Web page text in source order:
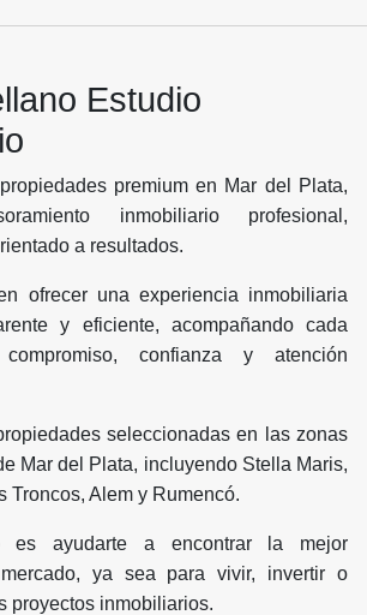
Estudio
premium en Mar del Plata,
inmobiliario profesional,
a resultados.
ofrecer una experiencia inmobiliaria
y eficiente, acompañando cada
confianza y atención
seleccionadas en las zonas
Mar del Plata, incluyendo Stella Maris,
Troncos, Alem y Rumencó.
es ayudarte a encontrar la mejor
ya sea para vivir, invertir o
proyectos inmobiliarios.